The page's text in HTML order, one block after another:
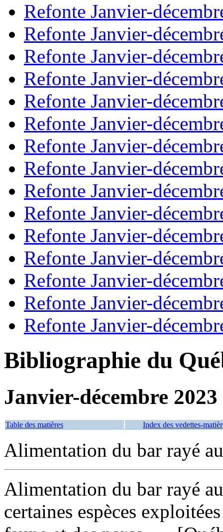
Refonte Janvier-
Refonte Janvier-
Refonte Janvier-
Refonte Janvier-
Refonte Janvier-
Refonte Janvier-
Refonte Janvier-
Refonte Janvier-
Refonte Janvier-
Refonte Janvier-
Refonte Janvier-
Refonte Janvier-
Refonte Janvier-
Refonte Janvier-
Refonte Janvier-
Bibliographie du
Janvier-décembre 2023
Table des matières Index des vedettes-
Alimentation du bar rayé
Alimentation du bar rayé
certaines espèces